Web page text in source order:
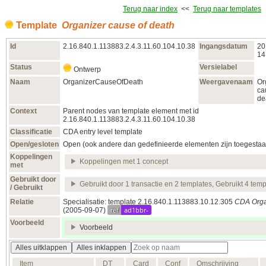
Terug naar index << Terug naar templates
Template Organizer cause of death
Id 2.16.840.1.113883.2.4.3.11.60.104.10.38 Ingangsdatum
Status
Ontwerp
Versielabel
Naam
OrganizerCauseOfDeath Weergavenaam
Context
Parent nodes van template element met id
2.16.840.1.113883.2.4.3.11.60.104.10.38
Classificatie
CDA entry level template
Open/gesloten Open (ook andere dan gedefinieerde elementen zijn
Koppelingen
met
Koppelingen met 1 concept
Gebruikt door
/ Gebruikt
Gebruikt door 1 transactie en 2 templates, Gebruikt 4
Relatie Specialisatie: template 2.16.840.1.113883.10.12.305 CDA
(2005‑09‑07)
ref ad1bbr-
Voorbeeld
Voorbeeld
Alles uitklappen
Alles inklappen
Item
DT Card Conf
Omschrijving